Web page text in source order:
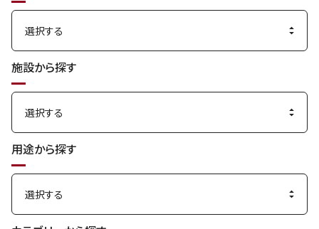
施設から探す
用途から探す